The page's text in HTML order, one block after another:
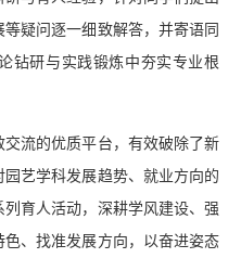
疑问逐一细致解答，并寄语同
钻研与实践锻炼中夯实专业根
流的优质平台，有效破除了新
艺学科发展趋势、就业方向的
育人活动，深耕学风建设、强
、找准发展方向，以奋进姿态